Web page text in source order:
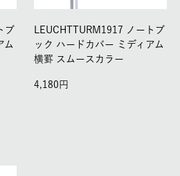
ブ
ム
LEUCHTTURM1917 ノートブ
ック ハードカバー ミディアム
横罫 スムースカラー
4,180